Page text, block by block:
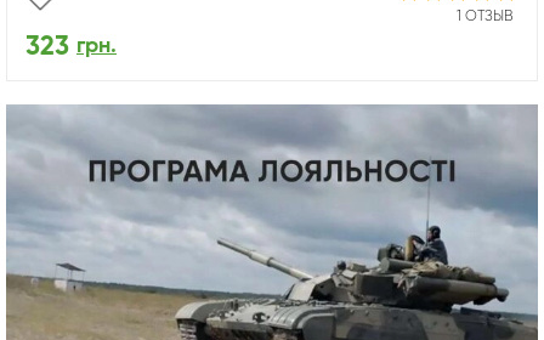
1 ОТЗЫВ
323 грн.